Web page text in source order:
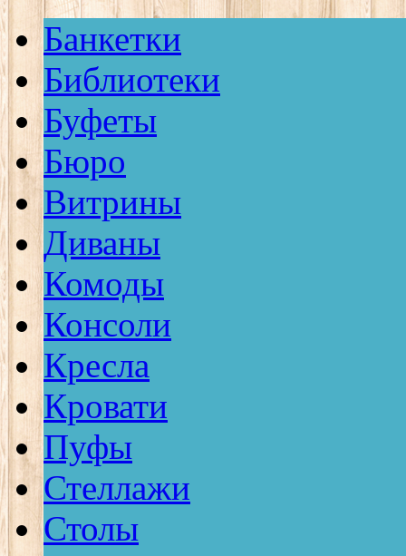
Банкетки
Библиотеки
Буфеты
Бюро
Витрины
Диваны
Комоды
Консоли
Кресла
Кровати
Пуфы
Стеллажи
Столы